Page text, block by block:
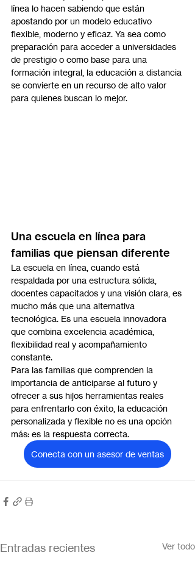
línea lo hacen sabiendo que están
apostando por un modelo educativo
flexible, moderno y eficaz. Ya sea como
preparación para acceder a universidades
de prestigio o como base para una
formación integral, la educación a distancia
se convierte en un recurso de alto valor
para quienes buscan lo mejor.
Una escuela en línea para
familias que piensan diferente
La escuela en línea, cuando está
respaldada por una estructura sólida,
docentes capacitados y una visión clara, es
mucho más que una alternativa
tecnológica. Es una escuela innovadora
que combina excelencia académica,
flexibilidad real y acompañamiento
constante.
Para las familias que comprenden la
importancia de anticiparse al futuro y
ofrecer a sus hijos herramientas reales
para enfrentarlo con éxito, la educación
personalizada y flexible no es una opción
más: es la respuesta correcta.
Conecta con un asesor de ventas
Entradas recientes Ver todo